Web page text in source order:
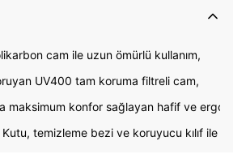
cam ile uzun ömürlü kullanım,
UV400 tam koruma filtreli cam,
maksimum konfor sağlayan hafif ve
utu, temizleme bezi ve koruyucu kılıf ile